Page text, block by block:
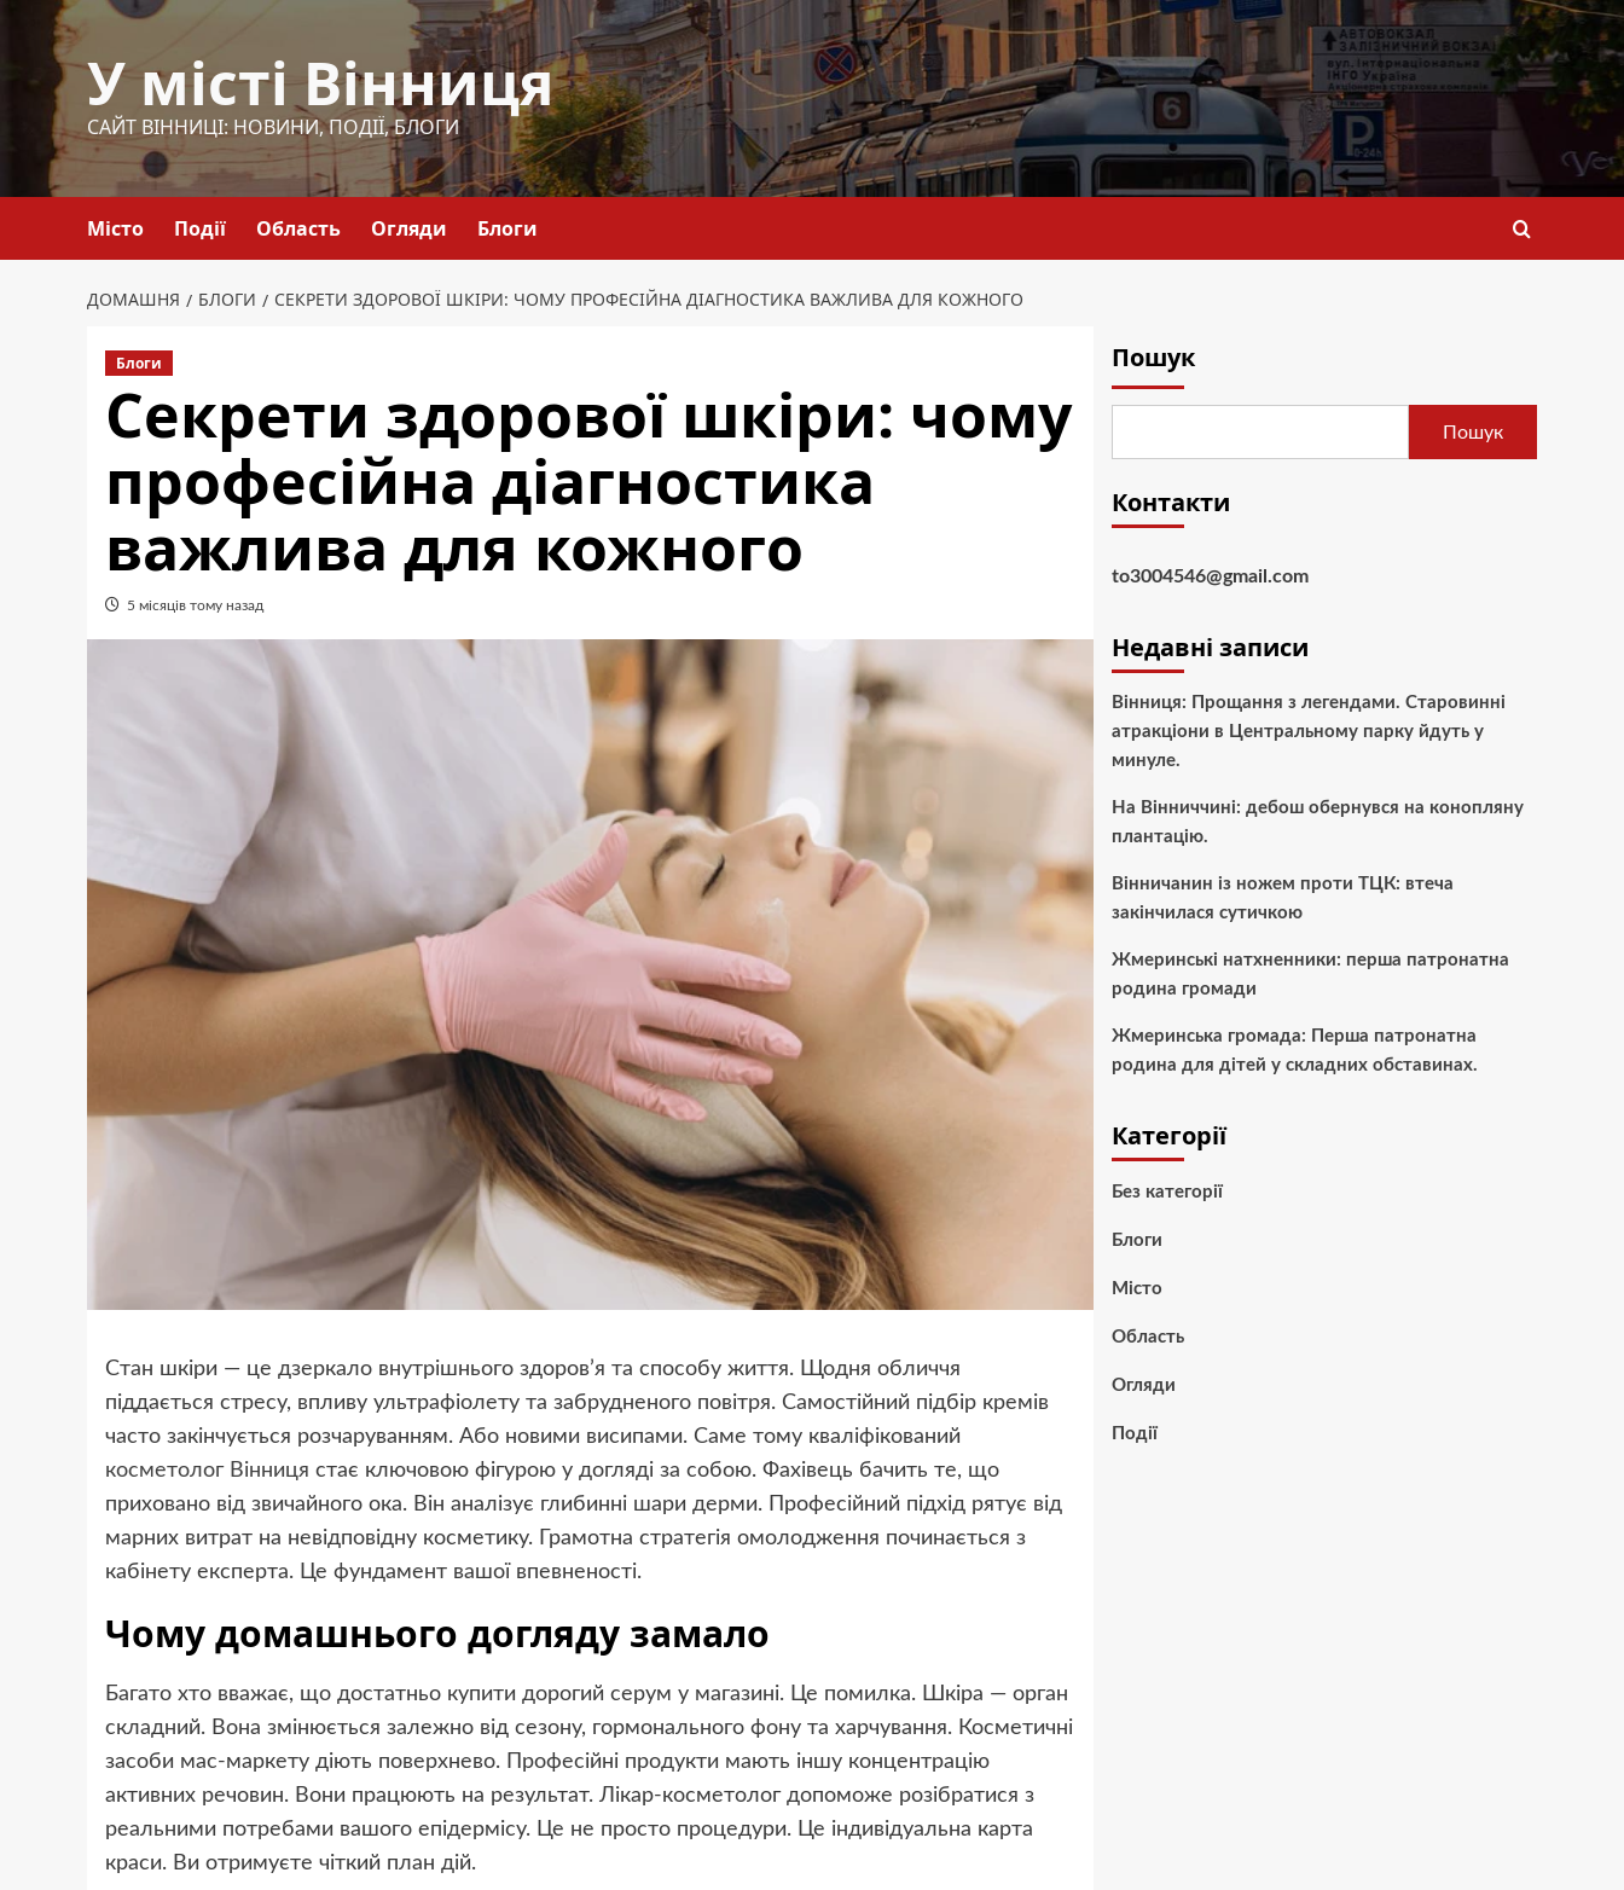
Перейти
У місті Вінниця
САЙТ ВІННИЦІ: НОВИНИ, ПОДІЇ, БЛОГИ
Місто Події Область Огляди Блоги
ДОМАШНЯ БЛОГИ СЕКРЕТИ ЗДОРОВОЇ ШКІРИ: ЧОМУ ПРОФЕСІЙНА ДІАГНОСТИКА ВАЖЛИВА ДЛЯ КОЖНОГО
Блоги
Секрети здорової шкіри: чому
професійна діагностика
важлива для кожного
5 місяців тому назад
Стан шкіри — це дзеркало внутрішнього здоров’я та способу життя. Щодня обличчя
піддається стресу, впливу ультрафіолету та забрудненого повітря. Самостійний підбір кремів
часто закінчується розчаруванням. Або новими висипами. Саме тому кваліфікований
косметолог Вінниця стає ключовою фігурою у догляді за собою. Фахівець бачить те, що
приховано від звичайного ока. Він аналізує глибинні шари дерми. Професійний підхід рятує від
марних витрат на невідповідну косметику. Грамотна стратегія омолодження починається з
кабінету експерта. Це фундамент вашої впевненості.
Чому домашнього догляду замало
Багато хто вважає, що достатньо купити дорогий серум у магазині. Це помилка. Шкіра — орган
складний. Вона змінюється залежно від сезону, гормонального фону та харчування. Косметичні
засоби мас-маркету діють поверхнево. Професійні продукти мають іншу концентрацію
активних речовин. Вони працюють на результат. Лікар-косметолог допоможе розібратися з
реальними потребами вашого епідермісу. Це не просто процедури. Це індивідуальна карта
краси. Ви отримуєте чіткий план дій.
Пошук
Пошук
Контакти
to3004546@gmail.com
Недавні записи
Вінниця: Прощання з легендами. Старовинні
атракціони в Центральному парку йдуть у
минуле.
На Вінниччині: дебош обернувся на конопляну
плантацію.
Вінничанин із ножем проти ТЦК: втеча
закінчилася сутичкою
Жмеринські натхненники: перша патронатна
родина громади
Жмеринська громада: Перша патронатна
родина для дітей у складних обставинах.
Категорії
Без категорії
Блоги
Місто
Область
Огляди
Події